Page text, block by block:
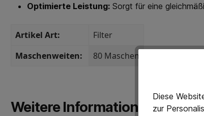
Optimierte Leistung: Sorgt für eine
Artikel Art:
Filter
Maschenweiten:
80 Maschen
Weitere Informationen
Diese
zur